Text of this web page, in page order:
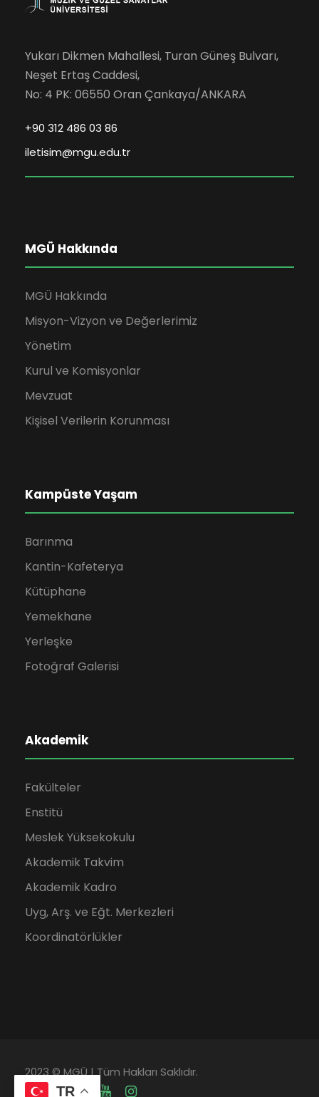
Yukarı Dikmen Mahallesi, Turan Güneş Bulvarı,
Neşet Ertaş Caddesi,
No: 4 PK: 06550 Oran Çankaya/ANKARA
+90 312 486 03 86
iletisim@mgu.edu.tr
MGÜ Hakkında
MGÜ Hakkında
Misyon-Vizyon ve Değerlerimiz
Yönetim
Kurul ve Komisyonlar
Mevzuat
Kişisel Verilerin Korunması
Kampüste Yaşam
Barınma
Kantin-Kafeterya
Kütüphane
Yemekhane
Yerleşke
Fotoğraf Galerisi
Akademik
Fakülteler
Enstitü
Meslek Yüksekokulu
Akademik Takvim
Akademik Kadro
Uyg, Arş. ve Eğt. Merkezleri
Koordinatörlükler
2023 © MGÜ | Tüm Hakları Saklıdır.
TR